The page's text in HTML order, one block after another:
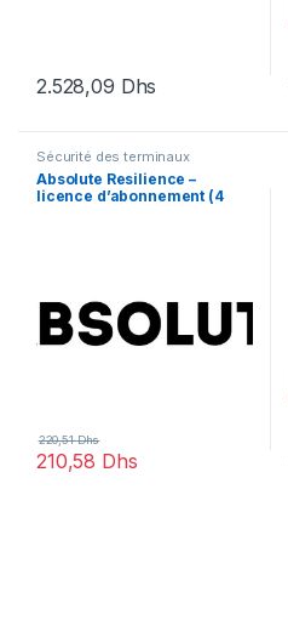
2.528,09 Dhs
Sécurité des terminaux
Absolute Resilience –
licence d’abonnement (4
210,58 Dhs
220,51Dhs